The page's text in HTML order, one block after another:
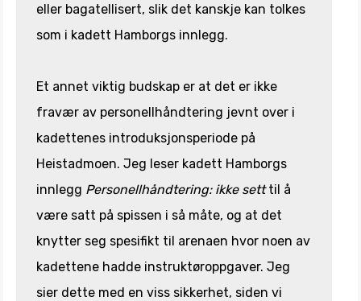
eller bagatellisert, slik det kanskje kan tolkes
som i kadett Hamborgs innlegg.
Et annet viktig budskap er at det er ikke
fravær av personellhåndtering jevnt over i
kadettenes introduksjonsperiode på
Heistadmoen. Jeg leser kadett Hamborgs
innlegg Personellhåndtering: ikke setttil å
være satt på spissen i så måte, og at det
knytter seg spesifikt til arenaen hvor noen av
kadettene hadde instruktøroppgaver. Jeg
sier dette med en viss sikkerhet, siden vi